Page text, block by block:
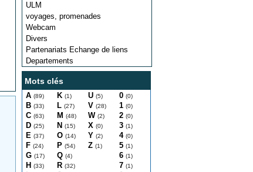
ULM
voyages, promenades
Webcam
Divers
Partenariats Echange de liens
Departements
Mots clés
A (89)
B (33)
C (63)
D (25)
E (37)
F (24)
G (17)
H (33)
K (1)
L (27)
M (48)
N (15)
O (14)
P (54)
Q (4)
R (32)
U (5)
V (28)
W (2)
X (0)
Y (2)
Z (1)
0 (0)
1 (0)
2 (0)
3 (1)
4 (0)
5 (1)
6 (1)
7 (1)